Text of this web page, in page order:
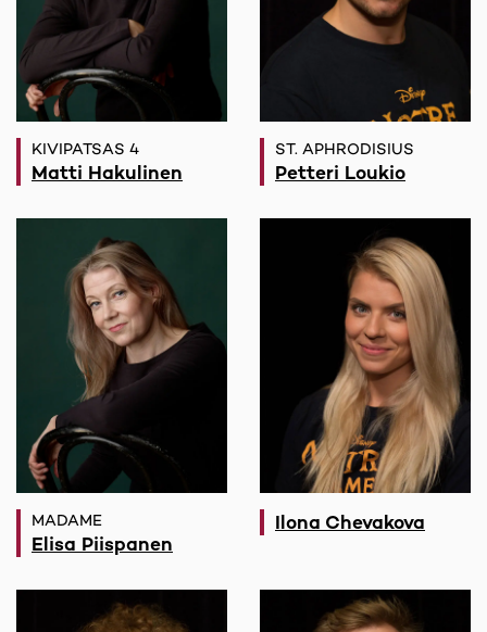
KIVIPATSAS 4
Matti Hakulinen
ST. APHRODISIUS
Petteri Loukio
MADAME
Elisa Piispanen
Ilona Chevakova